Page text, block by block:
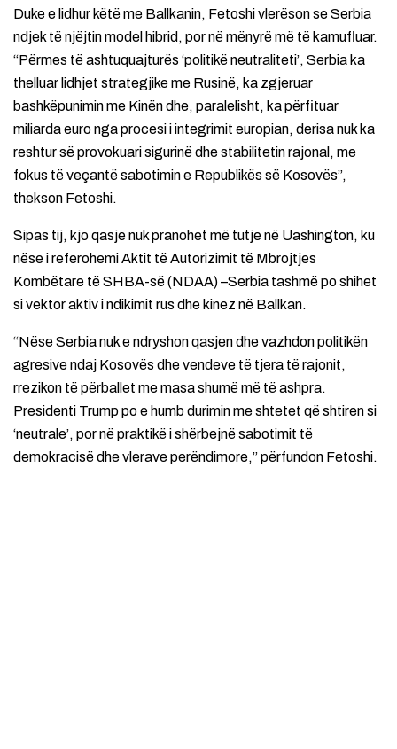
Duke e lidhur këtë me Ballkanin, Fetoshi vlerëson se Serbia
ndjek të njëjtin model hibrid, por në mënyrë më të kamufluar.
“Përmes të ashtuquajturës ‘politikë neutraliteti’, Serbia ka
thelluar lidhjet strategjike me Rusinë, ka zgjeruar
bashkëpunimin me Kinën dhe, paralelisht, ka përfituar
miliarda euro nga procesi i integrimit europian, derisa nuk ka
reshtur së provokuari sigurinë dhe stabilitetin rajonal, me
fokus të veçantë sabotimin e Republikës së Kosovës”,
thekson Fetoshi.
Sipas tij, kjo qasje nuk pranohet më tutje në Uashington, ku
nëse i referohemi Aktit të Autorizimit të Mbrojtjes
Kombëtare të SHBA-së (NDAA) –Serbia tashmë po shihet
si vektor aktiv i ndikimit rus dhe kinez në Ballkan.
“Nëse Serbia nuk e ndryshon qasjen dhe vazhdon politikën
agresive ndaj Kosovës dhe vendeve të tjera të rajonit,
rrezikon të përballet me masa shumë më të ashpra.
Presidenti Trump po e humb durimin me shtetet që shtiren si
‘neutrale’, por në praktikë i shërbejnë sabotimit të
demokracisë dhe vlerave perëndimore,” përfundon Fetoshi.